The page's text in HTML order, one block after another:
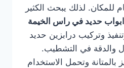
للمكان. لذلك يبحث الكثير
حديد في راس الخيمة
وتركيب درابزين حديد
والدقة في التشطيب.
بالمتانة وتحمل الاستخدام